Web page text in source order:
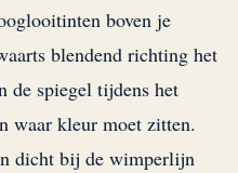
boven je
blendend richting het
de spiegel tijdens het
waar kleur moet zitten.
dicht bij de wimperlijn